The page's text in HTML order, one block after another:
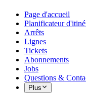
Page d'accueil
Planificateur
Arrêts
Lignes
Tickets
Abonnements
Jobs
Questions &
Plus